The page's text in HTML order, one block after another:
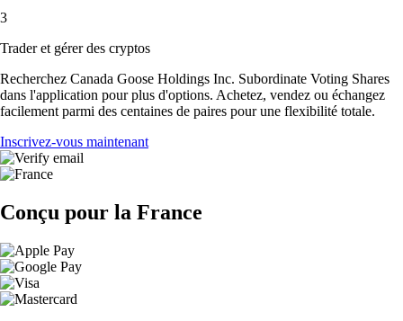
3
Trader et gérer des cryptos
Recherchez Canada Goose Holdings Inc. Subordinate Voting Shares
dans l'application pour plus d'options. Achetez, vendez ou échangez
facilement parmi des centaines de paires pour une flexibilité totale.
Inscrivez-vous maintenant
Conçu pour la France